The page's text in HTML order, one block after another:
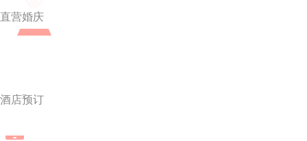
直营婚庆
酒店预订